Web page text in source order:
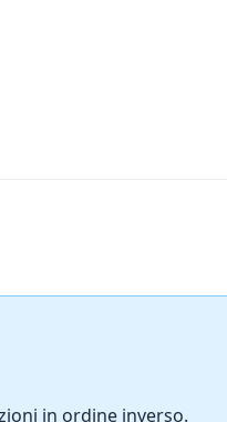
in ordine inverso.